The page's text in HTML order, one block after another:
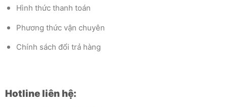
Hình thức thanh toán
Phương thức vận chuyên
Chính sách đổi trả hàng
Hotline liên hệ: